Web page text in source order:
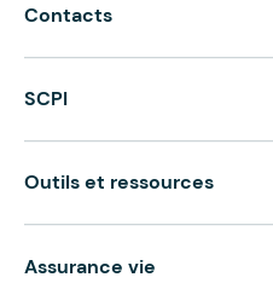
Contacts
SCPI
Outils et ressources
Assurance vie